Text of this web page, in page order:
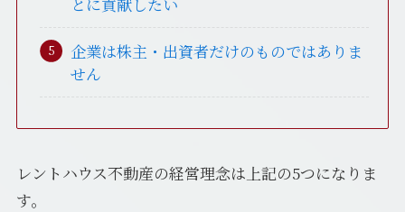
企業は株主・出資者だけのものではありま
せん
レントハウス不動産の経営理念は上記の5つになりま
す。